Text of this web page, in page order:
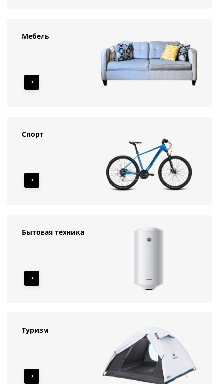
Мебель
Спорт
Бытовая техника
Туризм